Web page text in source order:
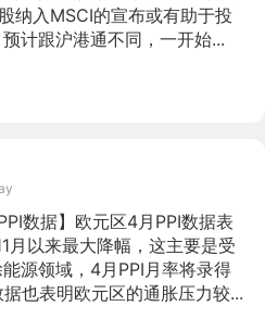
纳入MSCI的宣布或有助于投
计跟沪港通不同，一开始...
数据】欧元区4月PPI数据表
月以来最大降幅，这主要是受
源领域，4月PPI月率将录得
也表明欧元区的通胀压力较...